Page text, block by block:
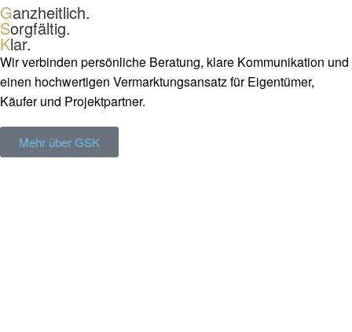
Ganzheitlich.
Sorgfältig.
Klar.
Wir verbinden persönliche Beratung, klare Kommunikation und
einen hochwertigen Vermarktungsansatz für Eigentümer,
Käufer und Projektpartner.
Mehr über GSK